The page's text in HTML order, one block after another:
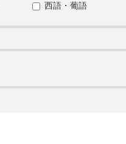
西語・葡語